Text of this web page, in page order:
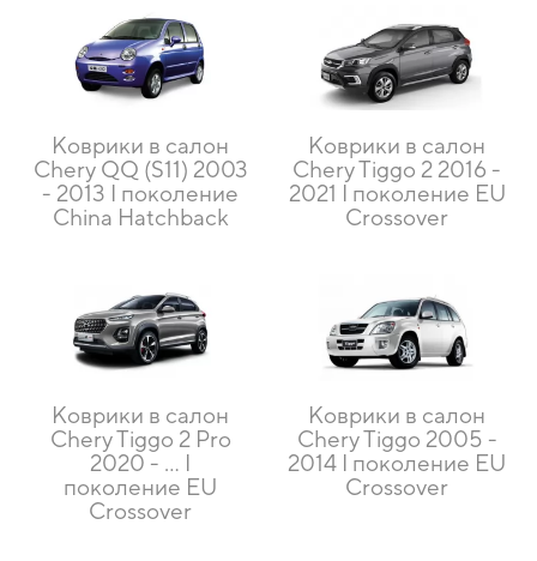
Коврики в салон
Chery QQ (S11) 2003
- 2013 I поколение
China Hatchback
Коврики в салон
Chery Tiggo 2 2016 -
2021 I поколение EU
Crossover
Коврики в салон
Chery Tiggo 2 Pro
2020 - … I
поколение EU
Crossover
Коврики в салон
Chery Tiggo 2005 -
2014 I поколение EU
Crossover